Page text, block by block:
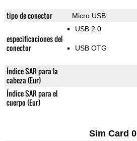
tipo de conector Micro USB
especificaciones del
conector
USB 2.0
USB OTG
Índice SAR para la
cabeza (Eur)
Índice SAR para el
cuerpo (Eur)
Sim Card 0